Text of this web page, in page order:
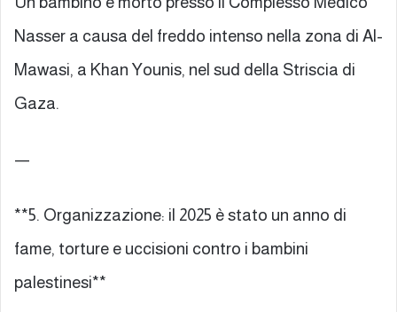
Nasser a causa del freddo intenso nella zona di Al-
Mawasi, a Khan Younis, nel sud della Striscia di
Gaza.
—
**5. Organizzazione: il 2025 è stato un anno di
fame, torture e uccisioni contro i bambini
palestinesi**